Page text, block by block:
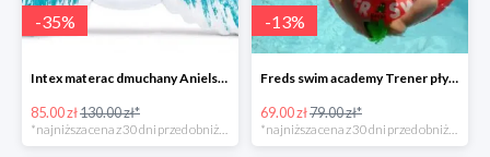
-35%
Intex materac dmuchany Anielskie skrzydła -34%
85.00 zł130.00 zł*
-13%
Freds swim academy Trener pływania
69.00 zł79.00 zł*